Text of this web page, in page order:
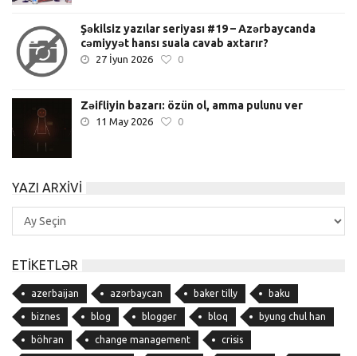
Şəkilsiz yazılar seriyası #19 – Azərbaycanda
cəmiyyət hansı suala cavab axtarır?
27 İyun 2026 0
Zəifliyin bazarı: özün ol, amma pulunu ver
11 May 2026 0
YAZI ARXIVI
Yazı
Arxivi
ETIKETLƏR
azerbaijan azərbaycan baker tilly baku
biznes blog blogger bloq byung chul han
böhran change management crisis